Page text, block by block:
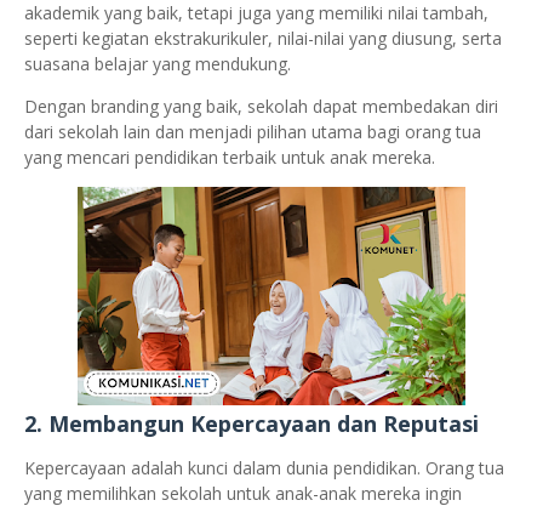
akademik yang baik, tetapi juga yang memiliki nilai tambah,
seperti kegiatan ekstrakurikuler, nilai-nilai yang diusung, serta
suasana belajar yang mendukung.
Dengan branding yang baik, sekolah dapat membedakan diri
dari sekolah lain dan menjadi pilihan utama bagi orang tua
yang mencari pendidikan terbaik untuk anak mereka.
2. Membangun Kepercayaan dan Reputasi
Kepercayaan adalah kunci dalam dunia pendidikan. Orang tua
yang memilihkan sekolah untuk anak-anak mereka ingin